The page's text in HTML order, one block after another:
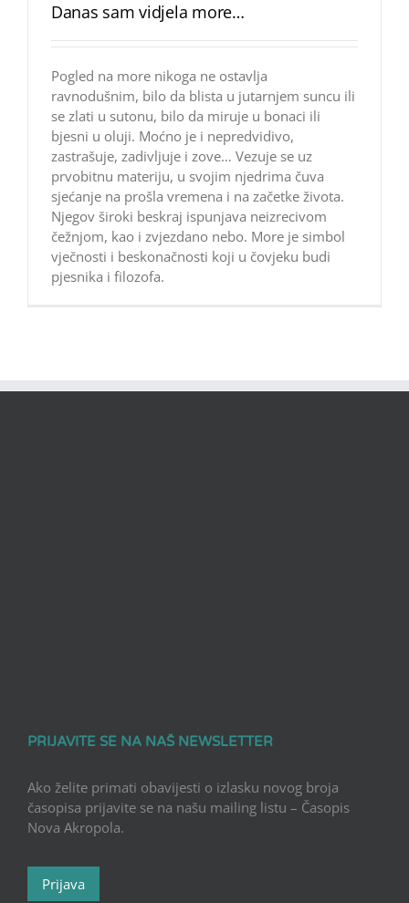
Danas sam vidjela more…
Pogled na more nikoga ne ostavlja
ravnodušnim, bilo da blista u jutarnjem suncu ili
se zlati u sutonu, bilo da miruje u bonaci ili
bjesni u oluji. Moćno je i nepredvidivo,
zastrašuje, zadivljuje i zove… Vezuje se uz
prvobitnu materiju, u svojim njedrima čuva
sjećanje na prošla vremena i na začetke života.
Njegov široki beskraj ispunjava neizrecivom
čežnjom, kao i zvjezdano nebo. More je simbol
vječnosti i beskonačnosti koji u čovjeku budi
pjesnika i filozofa.
PRIJAVITE SE NA NAŠ NEWSLETTER
Ako želite primati obavijesti o izlasku novog broja
časopisa prijavite se na našu mailing listu – Časopis
Nova Akropola.
Prijava